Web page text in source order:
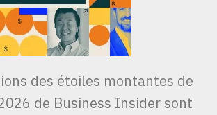
des étoiles montantes de
de Business Insider sont